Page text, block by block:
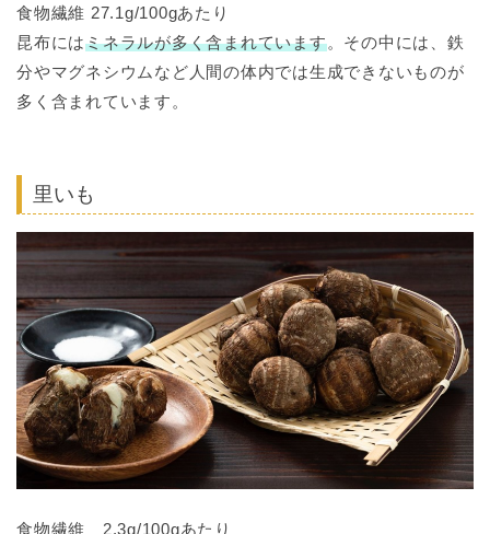
食物繊維 27.1g/100gあたり
昆布にはミネラルが多く含まれています。その中には、鉄
分やマグネシウムなど人間の体内では生成できないものが
多く含まれています。
里いも
食物繊維 2.3g/100gあたり